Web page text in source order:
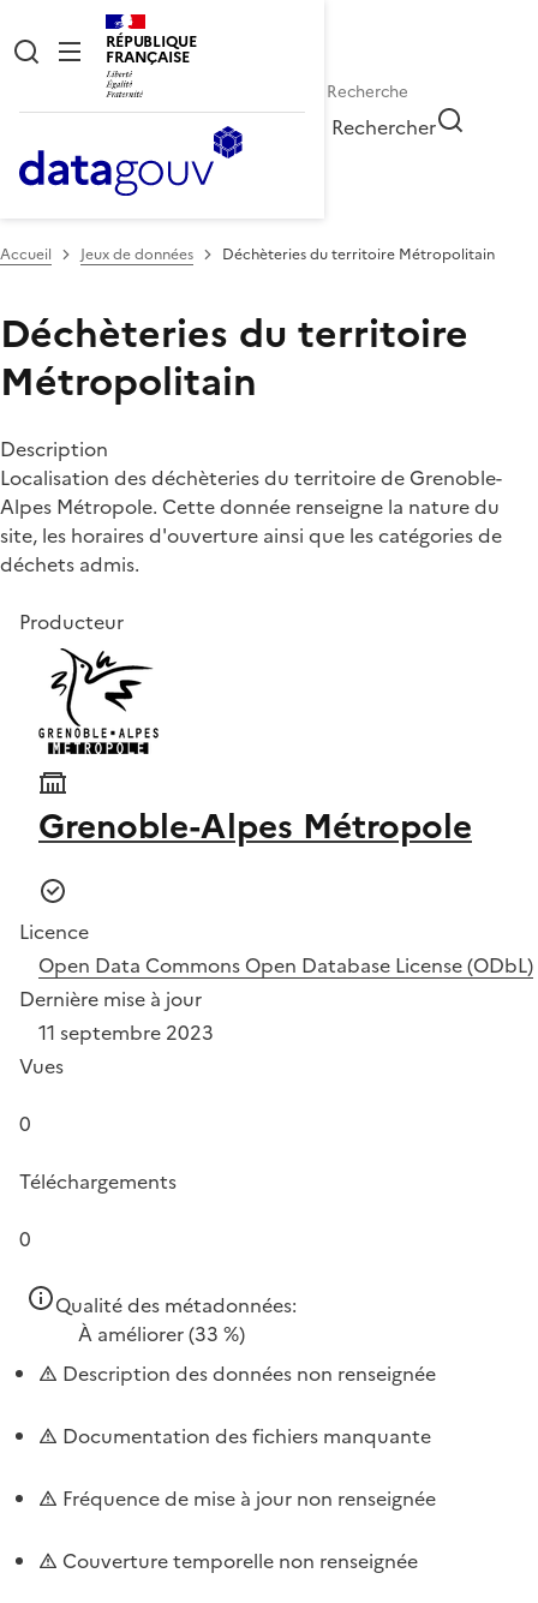
RÉPUBLIQUE
FRANÇAISE
Rechercher
Accueil Jeux de données Déchèteries du territoire Métropolitain
Déchèteries du territoire
Métropolitain
Description
Localisation des déchèteries du territoire de Grenoble-
Alpes Métropole. Cette donnée renseigne la nature du
site, les horaires d'ouverture ainsi que les catégories de
déchets admis.
Producteur
Grenoble-Alpes Métropole
Licence
Open Data Commons Open Database License (ODbL)
Dernière mise à jour
11 septembre 2023
Vues
0
Téléchargements
0
Qualité des métadonnées:
À améliorer(33 %)
Description des données non renseignée
Documentation des fichiers manquante
Fréquence de mise à jour non renseignée
Couverture temporelle non renseignée